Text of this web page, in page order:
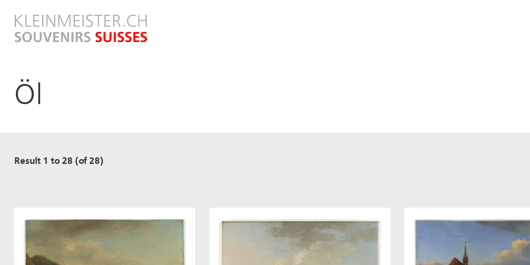
zum
Inhalt
Öl
Result 1 to 28 (of 28)